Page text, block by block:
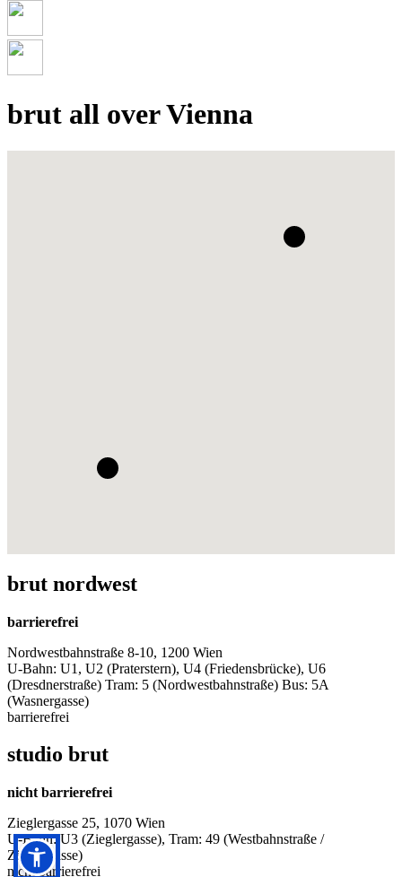
brut all over Vienna
brut nordwest
barrierefrei
Nordwestbahnstraße 8-10, 1200 Wien
U-Bahn: U1, U2 (Praterstern), U4 (Friedensbrücke), U6
(Dresdnerstraße) Tram: 5 (Nordwestbahnstraße) Bus: 5A
(Wasnergasse)
barrierefrei
studio brut
nicht barrierefrei
Zieglergasse 25, 1070 Wien
U-Bahn: U3 (Zieglergasse), Tram: 49 (Westbahnstraße /
Zieglergasse)
nicht barrierefrei